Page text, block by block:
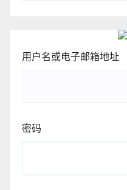
用户名或电子邮箱地址
密码